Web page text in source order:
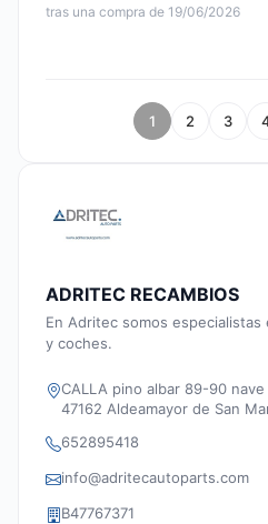
tras una compra de 19/06/2026
1 2 3
ADRITEC RECAMBIOS
En Adritec somos
y coches.
CALLA pino albar 89-90
47162 Aldeamayor de San
652895418
info@adritecautoparts.com
B47767371